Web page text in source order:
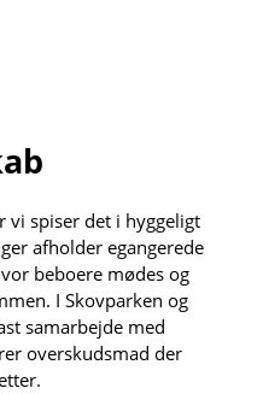
vi spiser det i hyggeligt
afholder egangerede
beboere mødes og
I Skovparken og
samarbejde med
overskudsmad der